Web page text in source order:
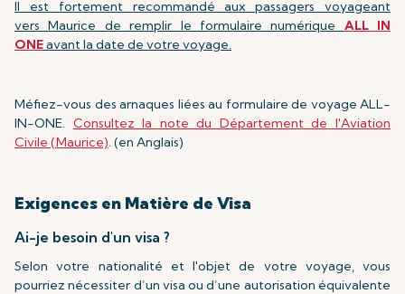
Il est fortement recommandé aux passagers voyageant
vers Maurice de remplir le formulaire numérique ALL IN
ONEavant la date de votre voyage.
Méfiez-vous des arnaques liées au formulaire de voyage ALL-
IN-ONE. Consultez la note du Département de l'Aviation
Civile (Maurice). (en Anglais)
Exigences en Matière de Visa
Ai-je besoin d'un visa ?
Selon votre nationalité et l'objet de votre voyage, vous
pourriez nécessiter d’un visa ou d’une autorisation équivalente